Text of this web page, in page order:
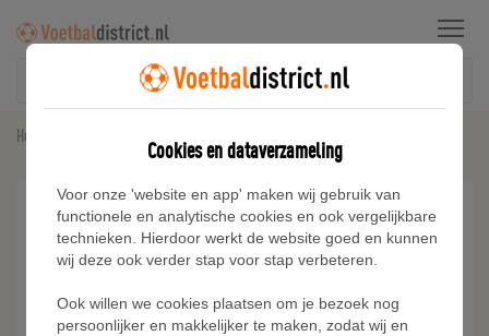
Menu
Home
Cookies en dataverzameling
Voor onze 'website en app' maken wij gebruik van
functionele en analytische cookies en ook vergelijkbare
technieken. Hierdoor werkt de website goed en kunnen
wij deze ook verder stap voor stap verbeteren.
Ook willen we cookies plaatsen om je bezoek nog
persoonlijker en makkelijker te maken, zodat wij en